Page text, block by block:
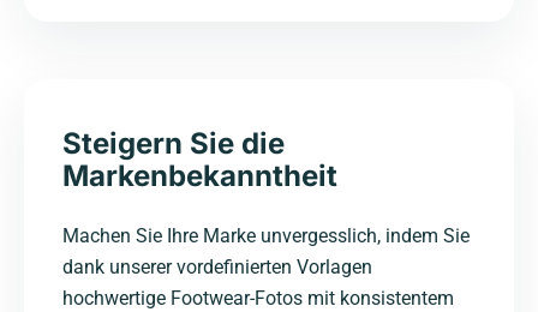
Steigern Sie die
Markenbekanntheit
Machen Sie Ihre Marke unvergesslich, indem Sie
dank unserer vordefinierten Vorlagen
hochwertige Footwear-Fotos mit konsistentem